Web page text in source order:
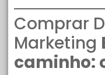
Comprar
Marketing
caminho: